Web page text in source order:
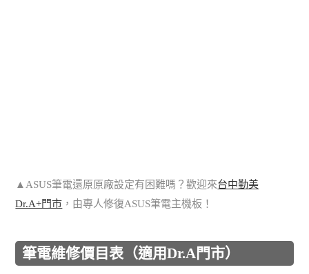
▲ASUS筆電還原原廠設定有困難嗎？歡迎來台中勤美
Dr.A+門市 ，由專人修復ASUS筆電主機板！
筆電維修價目表（適用Dr.A門市）